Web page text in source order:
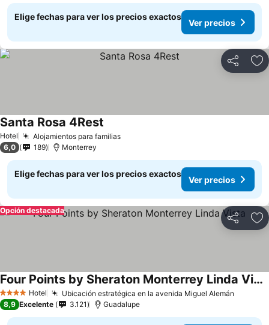
Elige fechas para ver los precios exactos
Ver precios
Compartir
Hotel Alojamientos para familiasVer precios
Santa Rosa 4Rest
6,0 189 Monterrey
Elige fechas para ver los precios exactos
Ver precios
Compartir
Opción destacada
4 EstrellasHotel Ubicación estratégica en la avenida Miguel Alemán
Four Points by Sheraton Monterrey Linda Vista
Ver precios
8,9 Excelente 3.121 Guadalupe